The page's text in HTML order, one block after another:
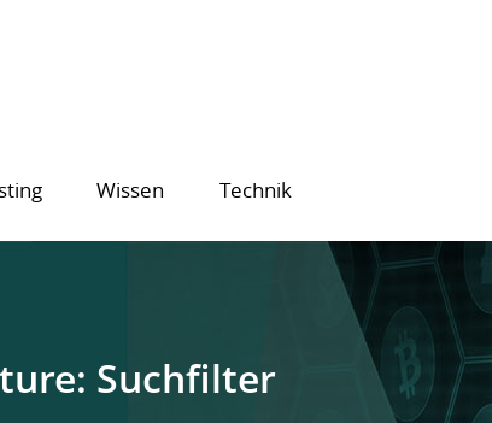
Wissen Technik
Suchfilter